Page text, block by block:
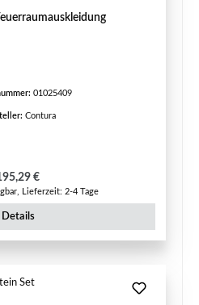
01025409
Contura
Preis:
€
Lieferzeit: 2-4 Tage
Details